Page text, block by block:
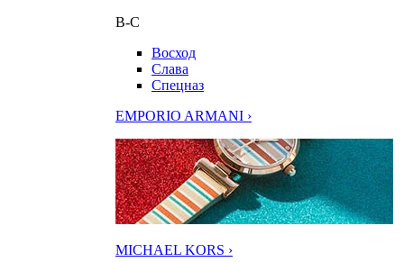
В-С
Восход
Слава
Спецназ
EMPORIO ARMANI ›
MICHAEL KORS ›